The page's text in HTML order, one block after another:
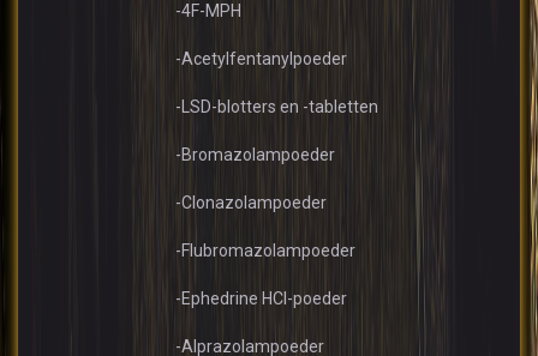
-4F-MPH
-Acetylfentanylpoeder
-LSD-blotters en -tabletten
-Bromazolampoeder
-Clonazolampoeder
-Flubromazolampoeder
-Ephedrine HCl-poeder
-Alprazolampoeder